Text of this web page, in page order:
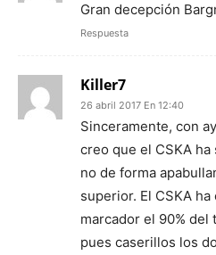
Gran decepción
Respuesta
Killer7
26 abril 2017 En 12:40
Sinceramente, con
creo que el CSKA
no de forma
superior. El CSKA
marcador el 90% del
pues caserillos los